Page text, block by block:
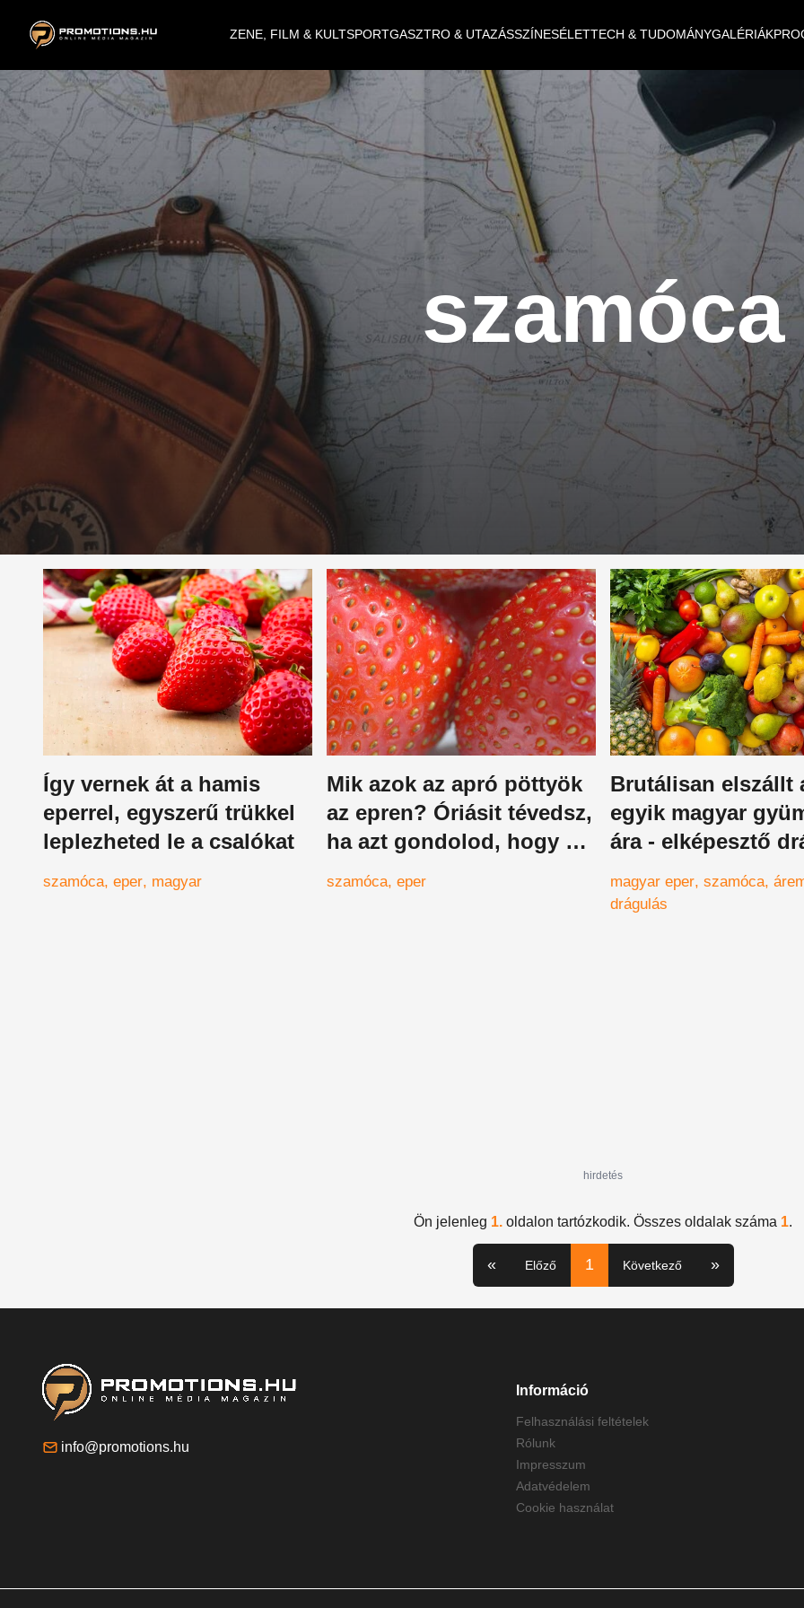
ZENE, FILM & KULTSPORTGASZTRO & UTAZÁSSZÍNESÉLETTECH & TUDOMÁNYGALÉRIÁK
szamóca
Így vernek át a hamis
eperrel, egyszerű trükkel
leplezheted le a csalókat
szamóca eper magyar
Mik azok az apró pöttyök
az epren? Óriásit tévedsz,
ha azt gondolod, hogy a
magok
szamóca eper
Brutálisan elszállt
egyik magyar
ára - elképesztő
magyar eper szamóca
drágulás
hirdetés
Ön jelenleg 1. oldalon tartózkodik. Összes oldalak száma 1.
« Előző 1 Következő »
info@promotions.hu
Információ
Felhasználási feltételek
Rólunk
Impresszum
Adatvédelem
Cookie használat